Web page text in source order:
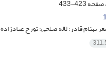
423-433
قادر؛ لاله صلحی؛ تورج عبادزاده